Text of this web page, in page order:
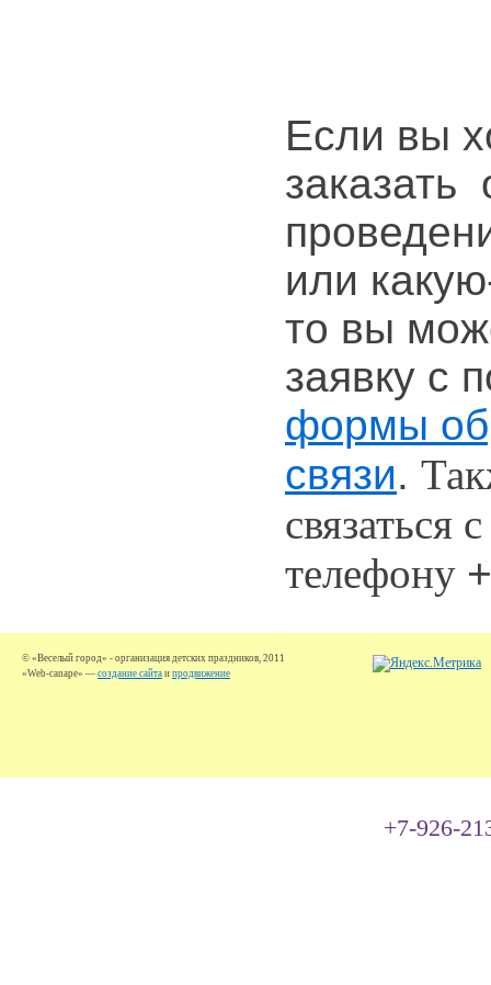
Если вы
заказать
или
то вы
заявку с
формы
связи.
связаться
телефону
© «Веселый город» - организация детских праздников, 2011
«Web-canape» — создание сайта и продвижение
+7-926-